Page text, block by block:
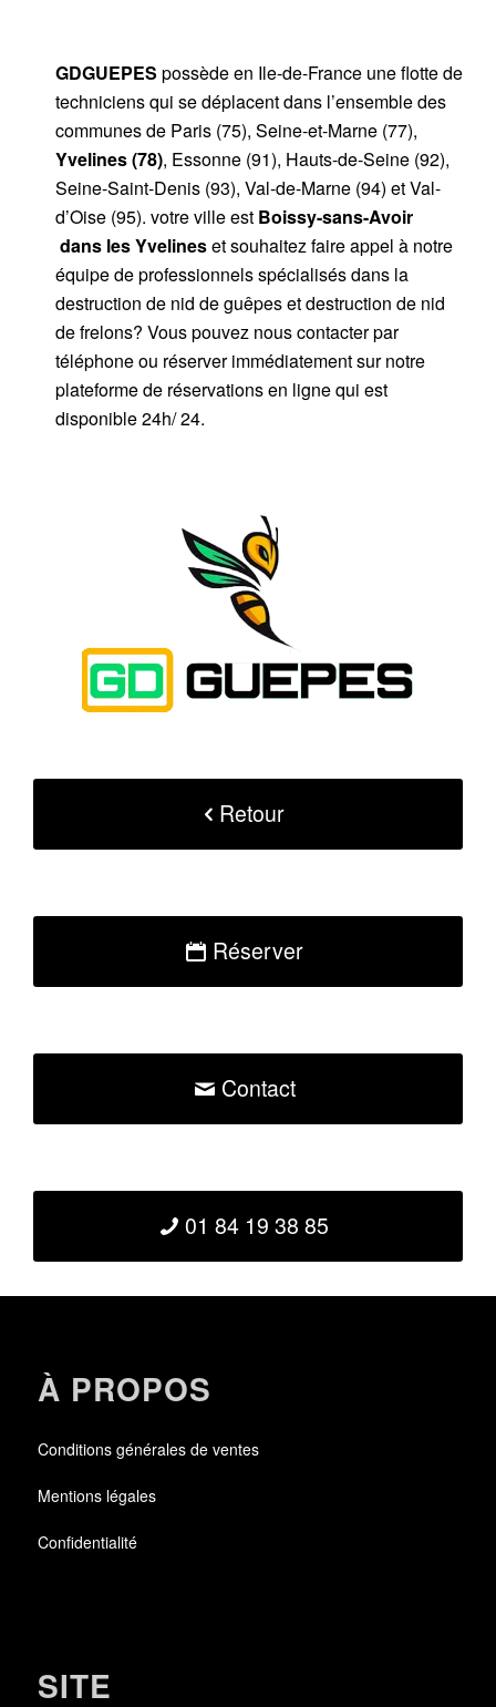
GDGUEPES possède en Ile-de-France une flotte de
techniciens qui se déplacent dans l’ensemble des
communes de Paris (75), Seine-et-Marne (77),
Yvelines (78), Essonne (91), Hauts-de-Seine (92),
Seine-Saint-Denis (93), Val-de-Marne (94) et Val-
d’Oise (95). votre ville est Boissy-sans-Avoir
dans les Yvelineset souhaitez faire appel à notre
équipe de professionnels spécialisés dans la
destruction de nid de guêpes et destruction de nid
de frelons? Vous pouvez nous contacter par
téléphone ou réserver immédiatement sur notre
plateforme de réservations en ligne qui est
disponible 24h/ 24.
Retour
Réserver
Contact
01 84 19 38 85
À PROPOS
Conditions générales de ventes
Mentions légales
Confidentialité
SITE